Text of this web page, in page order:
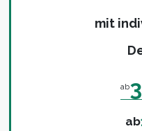
mit
ab
ab